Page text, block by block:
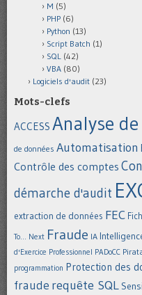
M (5)
PHP (6)
Python (13)
Script Batch (1)
SQL (42)
VBA (80)
Logiciels d'audit (23)
Mots-clefs
ACCESS Analyse
de données Automatisation
Contrôle des comptes
démarche d'audit
extraction de données FEC
To... Next Fraude IA
d'Exercice Professionnel PADoCC
programmation Protection des
fraude requête SQL